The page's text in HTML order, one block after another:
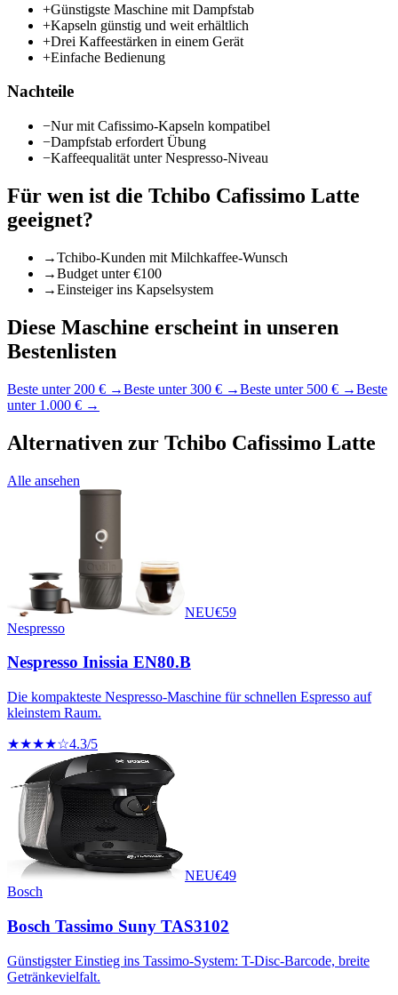
+Günstigste Maschine mit Dampfstab
+Kapseln günstig und weit erhältlich
+Drei Kaffeestärken in einem Gerät
+Einfache Bedienung
Nachteile
−Nur mit Cafissimo-Kapseln kompatibel
−Dampfstab erfordert Übung
−Kaffeequalität unter Nespresso-Niveau
Für wen ist die Tchibo Cafissimo Latte
geeignet?
→Tchibo-Kunden mit Milchkaffee-Wunsch
→Budget unter €100
→Einsteiger ins Kapselsystem
Diese Maschine erscheint in unseren
Bestenlisten
Beste unter 200 € →Beste unter 300 € →Beste unter 500 € →Beste
unter 1.000 € →
Alternativen zur Tchibo Cafissimo Latte
Alle ansehen
NEU€59
Nespresso
Nespresso Inissia EN80.B
Die kompakteste Nespresso-Maschine für schnellen Espresso auf
kleinstem Raum.
★★★★☆4.3/5
NEU€49
Bosch
Bosch Tassimo Suny TAS3102
Günstigster Einstieg ins Tassimo-System: T-Disc-Barcode, breite
Getränkevielfalt.